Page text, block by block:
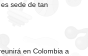
sede de tan
en Colombia a